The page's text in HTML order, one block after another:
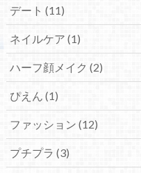
デート (11)
ネイルケア (1)
ハーフ顔メイク (2)
ぴえん (1)
ファッション (12)
プチプラ (3)